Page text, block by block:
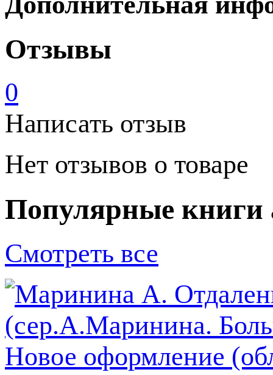
Отзывы
0
Написать отзыв
Нет отзывов о товаре
Популярные книги
Смотреть все